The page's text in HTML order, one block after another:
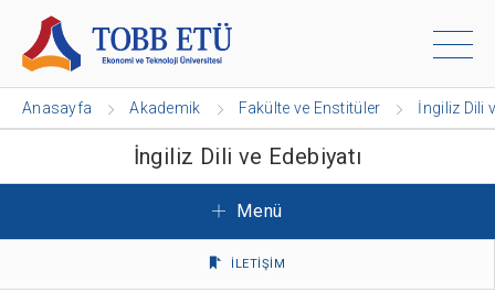
Anasayfa Akademik Fakülte ve Enstitüler İngiliz Dili
İngiliz Dili ve Edebiyatı
Menü
İLETİŞİM